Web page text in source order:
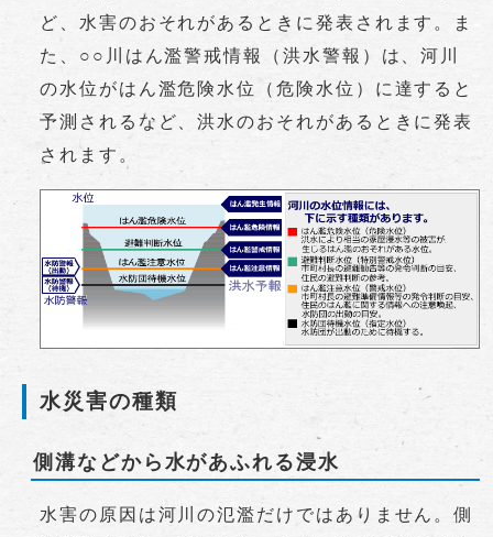
ど、水害のおそれがあるときに発表されます。ま
た、○○川はん濫警戒情報（洪水警報）は、河川
の水位がはん濫危険水位（危険水位）に達すると
予測されるなど、洪水のおそれがあるときに発表
されます。
水災害の種類
側溝などから水があふれる浸水
水害の原因は河川の氾濫だけではありません。側